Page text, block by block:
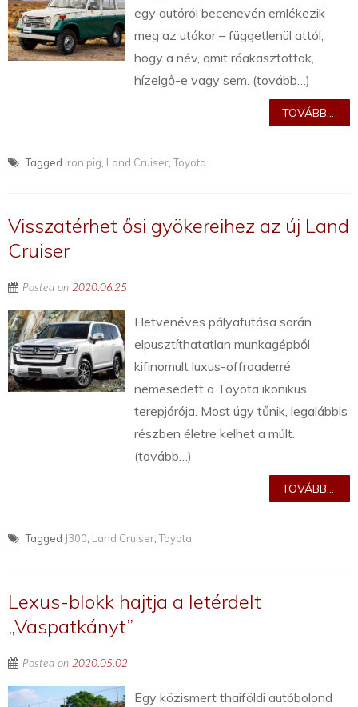
egy autóról becenevén emlékezik
meg az utókor – függetlenül attól,
hogy a név, amit ráakasztottak,
hízelgő-e vagy sem. (tovább…)
TOVÁBB...
Tagged iron pig Land Cruiser ,Toyota
Visszatérhet ősi gyökereihez az új Land
Cruiser
Posted on 2020.06.25
Hetvenéves pályafutása során
elpusztíthatatlan munkagépből
kifinomult luxus-offroaderré
nemesedett a Toyota ikonikus
terepjárója. Most úgy tűnik, legalábbis
részben életre kelhet a múlt.
(tovább…)
TOVÁBB...
Tagged J300 Land Cruiser ,Toyota
Lexus-blokk hajtja a letérdelt
„Vaspatkányt”
Posted on 2020.05.02
Egy közismert thaiföldi autóbolond